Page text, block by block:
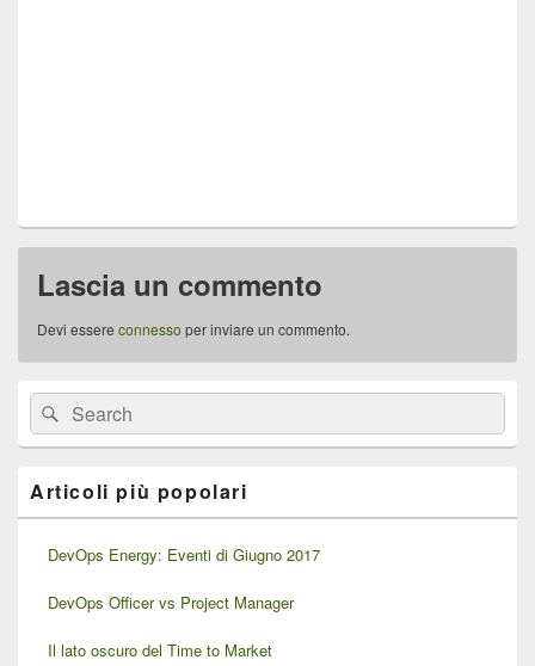
Lascia un commento
Devi essere connesso per inviare un commento.
Area
widget
barra
laterale
Cerca:Cerca
Articoli più popolari
DevOps Energy: Eventi di Giugno 2017
DevOps Officer vs Project Manager
Il lato oscuro del Time to Market